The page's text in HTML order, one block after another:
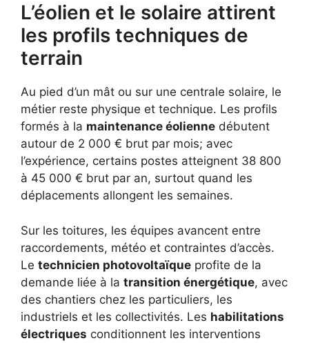
L’éolien et le solaire attirent
les profils techniques de
terrain
Au pied d’un mât ou sur une centrale solaire, le
métier reste physique et technique. Les profils
formés à la maintenance éolienne débutent
autour de 2 000 € brut par mois; avec
l’expérience, certains postes atteignent 38 800
à 45 000 € brut par an, surtout quand les
déplacements allongent les semaines.
Sur les toitures, les équipes avancent entre
raccordements, météo et contraintes d’accès.
Le technicien photovoltaïque profite de la
demande liée à la transition énergétique, avec
des chantiers chez les particuliers, les
industriels et les collectivités. Les habilitations
électriques conditionnent les interventions